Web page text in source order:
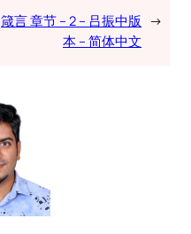
箴言 章节 – 2 – 吕振中版
本 – 简体中文
→